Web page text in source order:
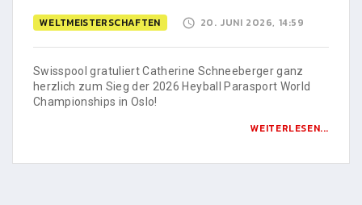
WELTMEISTERSCHAFTEN 20. JUNI 2026, 14:59
Swisspool gratuliert Catherine Schneeberger ganz
herzlich zum Sieg der 2026 Heyball Parasport World
Championships in Oslo!
WEITERLESEN...